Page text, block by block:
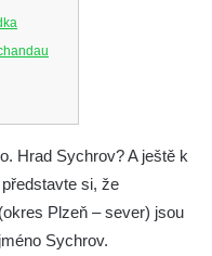
Hrad Sychrov? A ještě k
si, že
Plzeň – sever) jsou
Sychrov.